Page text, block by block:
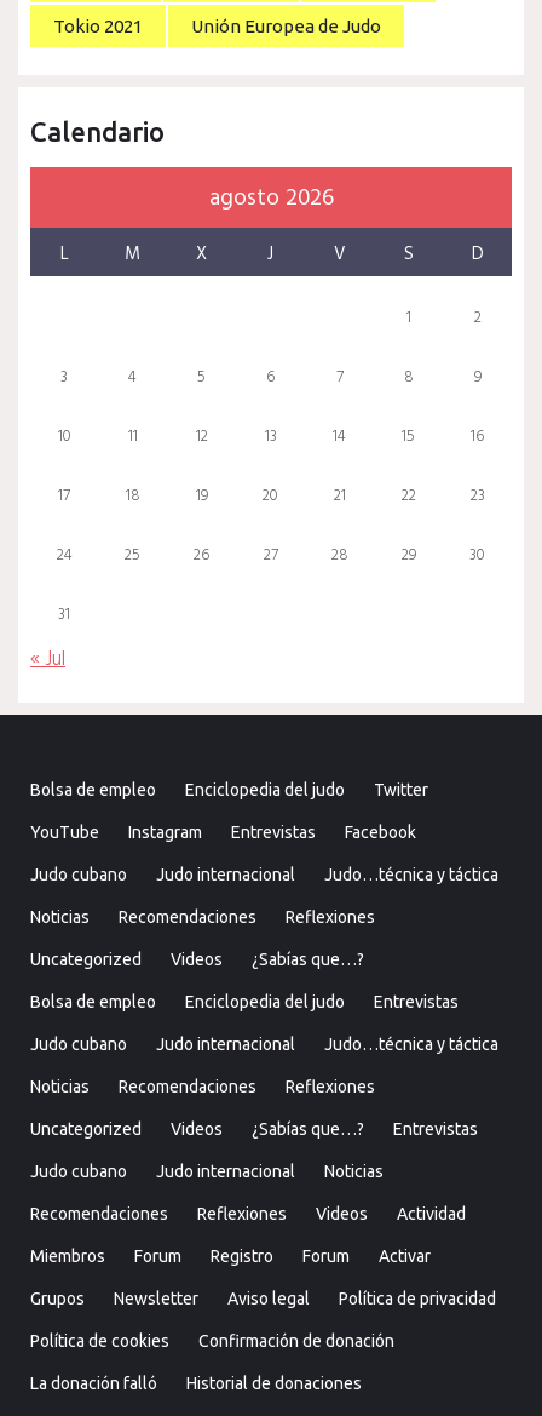
Tokio 2021 Unión Europea de Judo
Calendario
agosto 2026
L M X J V S D
1 2
3 4 5 6 7 8 9
10 11 12 13 14 15 16
17 18 19 20 21 22 23
24 25 26 27 28 29 30
31
« Jul
Bolsa de empleo Enciclopedia del judo Twitter
YouTube Instagram Entrevistas Facebook
Judo cubano Judo internacional Judo…técnica y táctica
Noticias Recomendaciones Reflexiones
Uncategorized Videos ¿Sabías que…?
Bolsa de empleo Enciclopedia del judo Entrevistas
Judo cubano Judo internacional Judo…técnica y táctica
Noticias Recomendaciones Reflexiones
Uncategorized Videos ¿Sabías que…? Entrevistas
Judo cubano Judo internacional Noticias
Recomendaciones Reflexiones Videos Actividad
Miembros Forum Registro Forum Activar
Grupos Newsletter Aviso legal Política de privacidad
Política de cookies Confirmación de donación
La donación falló Historial de donaciones